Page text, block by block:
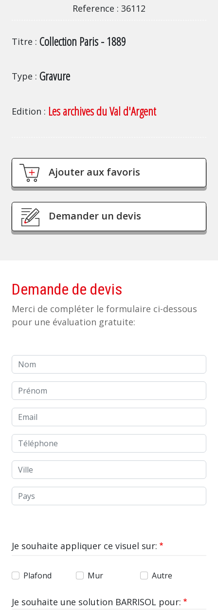
Reference
36112
Titre Collection Paris - 1889
Type Gravure
Edition Les archives du Val d'Argent
Ajouter aux favoris
Demander un devis
Demande de devis
Merci de compléter le formulaire ci-dessous
pour une évaluation gratuite:
Nom
Prénom
Email
Téléphone
Ville
Pays
Je souhaite appliquer ce visuel sur:
Plafond Mur Autre
Je souhaite une solution BARRISOL pour: